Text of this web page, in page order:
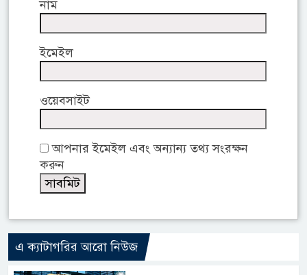
নাম
ইমেইল
ওয়েবসাইট
আপনার ইমেইল এবং অন্যান্য তথ্য সংরক্ষন
করুন
এ ক্যাটাগরির আরো নিউজ